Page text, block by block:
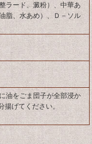
ラード、澱粉）、中華あ
脂、水あめ）、Ｄ－ソル
油をごま団子が全部浸か
げてください。